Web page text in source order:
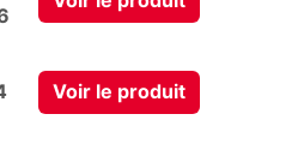
Voir le produit